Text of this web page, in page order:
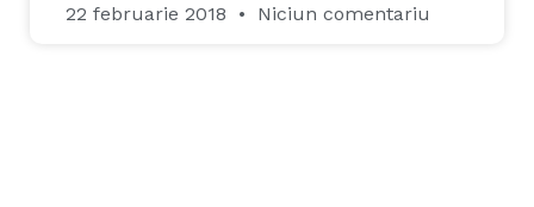
22 februarie 2018 Niciun comentariu